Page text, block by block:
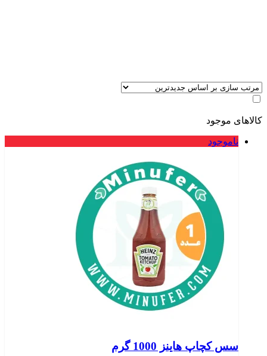
کالاهای موجود
ناموجود
سس کچاپ هاینز 1000 گرم